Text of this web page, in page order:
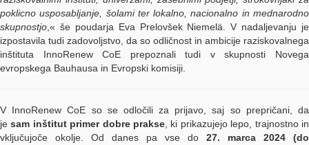
poklicno usposabljanje, šolami ter lokalno, nacionalno in mednarodno
skupnostjo ,« še poudarja Eva Prelovšek Niemelä. V nadaljevanju je
izpostavila tudi zadovoljstvo, da so odličnost in ambicije raziskovalnega
inštituta InnoRenew CoE prepoznali tudi v skupnosti Novega
evropskega Bauhausa in Evropski komisiji.
V InnoRenew CoE so se odločili za prijavo, saj so prepričani, da
jesam inštitut primer dobre prakse , ki prikazujejo lepo, trajnostno in
vključujoče okolje. Od danes pa vse do 27. marca 2024 (do